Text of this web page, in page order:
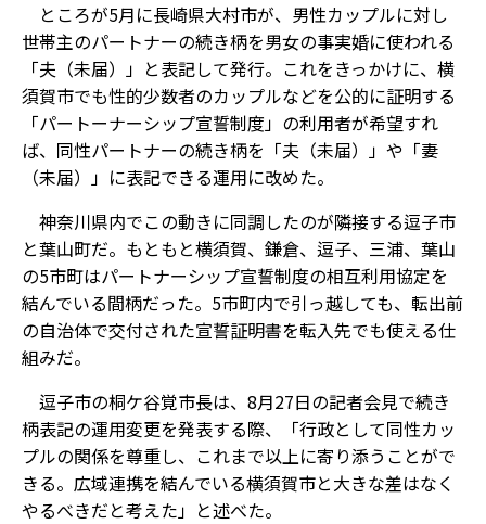
ところが5月に長崎県大村市が、男性カップルに対し
世帯主のパートナーの続き柄を男女の事実婚に使われる
「夫（未届）」と表記して発行。これをきっかけに、横
須賀市でも性的少数者のカップルなどを公的に証明する
「パートーナーシップ宣誓制度」の利用者が希望すれ
ば、同性パートナーの続き柄を「夫（未届）」や「妻
（未届）」に表記できる運用に改めた。
神奈川県内でこの動きに同調したのが隣接する逗子市
と葉山町だ。もともと横須賀、鎌倉、逗子、三浦、葉山
の5市町はパートナーシップ宣誓制度の相互利用協定を
結んでいる間柄だった。5市町内で引っ越しても、転出前
の自治体で交付された宣誓証明書を転入先でも使える仕
組みだ。
逗子市の桐ケ谷覚市長は、8月27日の記者会見で続き
柄表記の運用変更を発表する際、「行政として同性カッ
プルの関係を尊重し、これまで以上に寄り添うことがで
きる。広域連携を結んでいる横須賀市と大きな差はなく
やるべきだと考えた」と述べた。